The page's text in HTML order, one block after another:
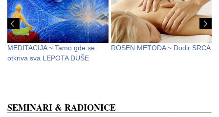
MEDITACIJA ~ Tamo gde se
otkriva sva LEPOTA DUŠE
ROSEN METODA ~ Dodir SRCA
SEMINARI & RADIONICE